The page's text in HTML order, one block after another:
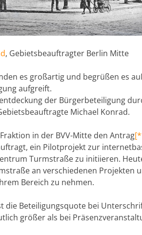
, Gebietsbeauftragter Berlin Mitte
es großartig und begrüßen es
aufgreift.
der Bürgerbeteiligung
Michael Konrad.
in der BVV-Mitte den Antrag
ein Pilotprojekt zur
Turmstraße zu initiieren.
an verschiedenen Projekten
Bereich zu nehmen.
die Beteiligungsquote bei
größer als bei